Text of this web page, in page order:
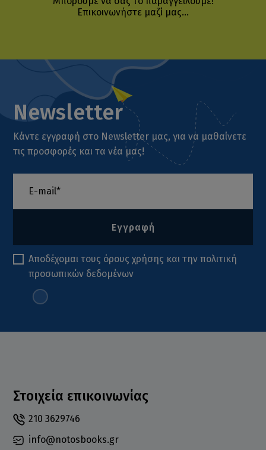
Επικοινωνήστε μαζί μας...
Newsletter
Κάντε εγγραφή στο Newsletter μας, για να μαθαίνετε
τις προσφορές και τα νέα μας!
Εγγραφή
Αποδέχομαι τους όρους χρήσης και τηνπολιτική
προσωπικών δεδομένων
Στοιχεία επικοινωνίας
210 3629746
info@notosbooks.gr